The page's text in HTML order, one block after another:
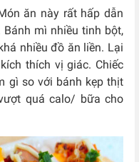
ăn này rất hấp dẫn
mì nhiều tinh bột,
nhiều đồ ăn liền. Lại
thích vị giác. Chiếc
gì so với bánh kẹp thịt
quá calo/ bữa cho